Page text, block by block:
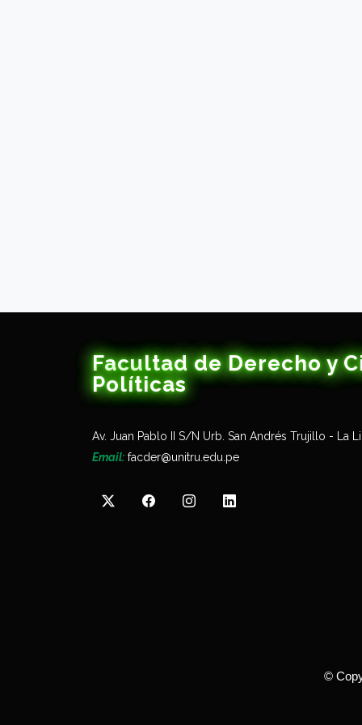
Facultad de Derecho y
Políticas
Av. Juan Pablo II S/N Urb. San Andrés Trujillo - La
Email: facder@unitru.edu.pe
©